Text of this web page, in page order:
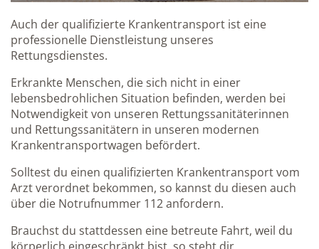
Auch der qualifizierte Krankentransport ist eine
professionelle Dienstleistung unseres
Rettungsdienstes.
Erkrankte Menschen, die sich nicht in einer
lebensbedrohlichen Situation befinden, werden bei
Notwendigkeit von unseren Rettungssanitäterinnen
und Rettungssanitätern in unseren modernen
Krankentransportwagen befördert.
Solltest du einen qualifizierten Krankentransport vom
Arzt verordnet bekommen, so kannst du diesen auch
über die Notrufnummer 112 anfordern.
Brauchst du stattdessen eine betreute Fahrt, weil du